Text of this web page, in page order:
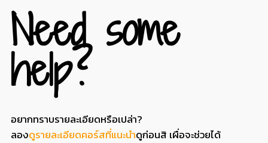
Need some
help?
อยากทราบรายละเอียดหรือเปล่า?
ลองดูรายละเอียดคอร์สที่แนะนำดูก่อนสิ เผื่อจะช่วยได้